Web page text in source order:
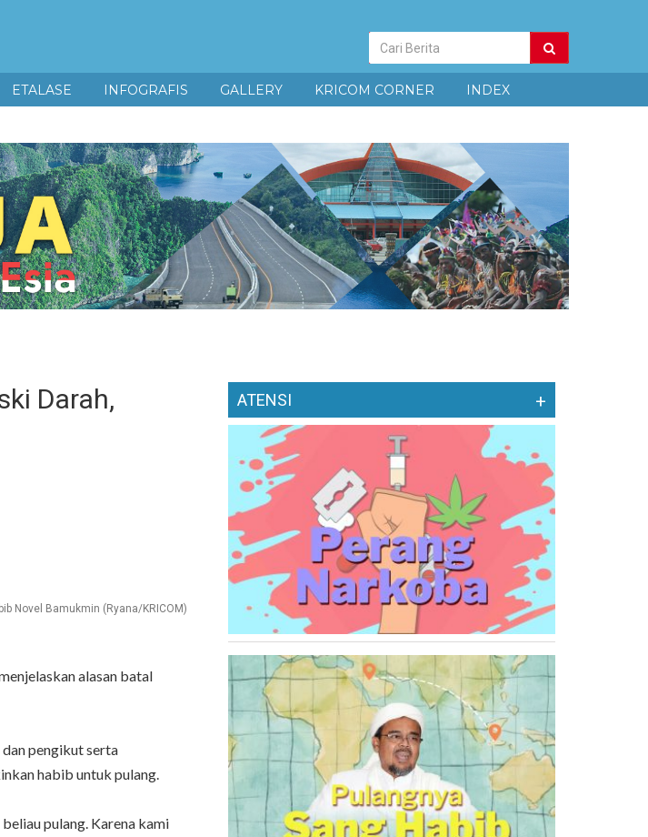
Pencarian
Berita
ETALASE INFOGRAFIS GALLERY KRICOM CORNER INDEX
Darah,
Novel Bamukmin (Ryana/KRICOM)
alasan batal
pengikut serta
habib untuk pulang.
pulang. Karena kami
ATENSI +